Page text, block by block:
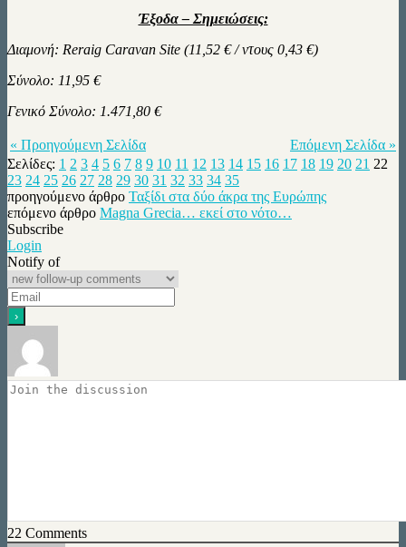
Έξοδα – Σημειώσεις:
Διαμονή: Reraig Caravan Site (11,52 € / ντους 0,43 €)
Σύνολο: 11,95 €
Γενικό Σύνολο: 1.471,80 €
« Προηγούμενη Σελίδα
Επόμενη Σελίδα »
Σελίδες: 1 2 3 4 5 6 7 8 9 10 11 12 13 14 15 16 17 18 19 20 21 22
23 24 25 26 27 28 29 30 31 32 33 34 35
προηγούμενο άρθρο Ταξίδι στα δύο άκρα της Ευρώπης
επόμενο άρθρο Magna Grecia… εκεί στο νότο…
Subscribe
Login
Notify of
22 Comments